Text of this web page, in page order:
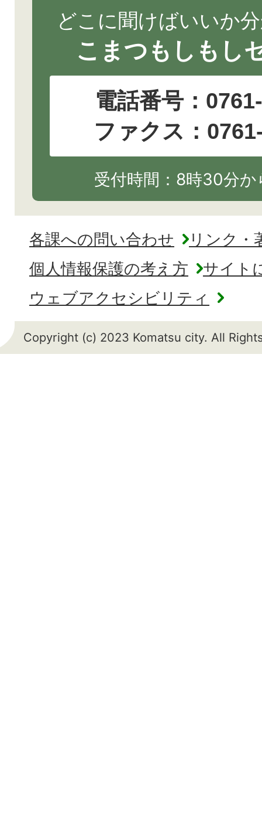
どこに聞けばいいか
こまつもしもし
電話番号：
ファクス：
受付時間：8時30分
各課への問い合わせ
リンク・
個人情報保護の考え方
サイト
ウェブアクセシビリティ
Copyright (c) 2023 Komatsu city. All